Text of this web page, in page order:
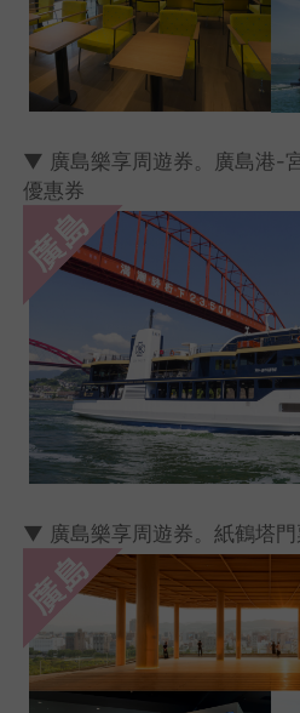
▼ 廣島樂享周遊券。廣島港-
優惠券
▼ 廣島樂享周遊券。紙鶴塔